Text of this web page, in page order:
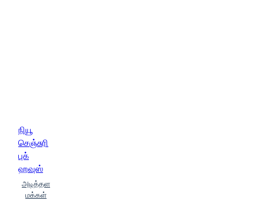
நியூ
செஞ்சுரி
புக்
ஹவுஸ்
அடித்தள
மக்கள்